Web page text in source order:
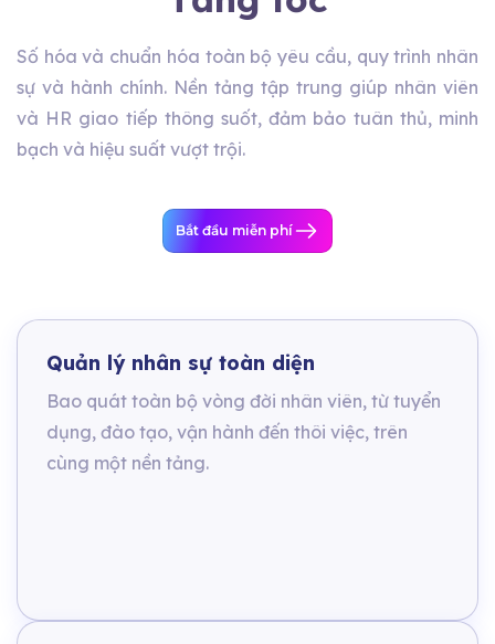
Số hóa và chuẩn hóa toàn bộ yêu cầu, quy trình nhân
sự và hành chính. Nền tảng tập trung giúp nhân viên
và HR giao tiếp thông suốt, đảm bảo tuân thủ, minh
bạch và hiệu suất vượt trội.
Bắt đầu miễn phí
Quản lý nhân sự toàn diện
Bao quát toàn bộ vòng đời nhân viên, từ tuyển
dụng, đào tạo, vận hành đến thôi việc, trên
cùng một nền tảng.